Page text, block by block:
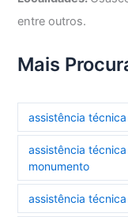
entre outros.
Mais
assistência
assistência
monumento
assistência